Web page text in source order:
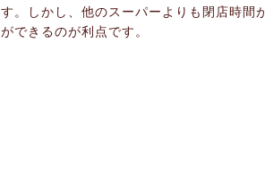
す。しかし、他のスーパーよりも閉店時間
ができるのが利点です。